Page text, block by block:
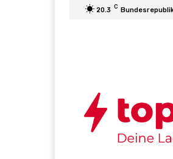
20.3 C